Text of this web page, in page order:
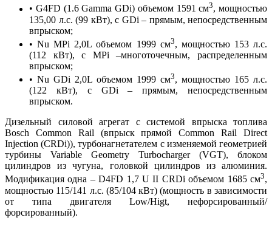
• G4FD (1.6 Gamma GDi) объемом 1591 см3, мощностью
135,00 л.с. (99 кВт), с GDi – прямым, непосредственным
впрыском;
• Nu MPi 2,0L объемом 1999 см3, мощностью 153 л.с.
(112 кВт), с MPi –многоточечным, распределенным
впрыском;
• Nu GDi 2,0L объемом 1999 см3, мощностью 165 л.с.
(122 кВт), с GDi – прямым, непосредственным
впрыском.
Дизельный силовой агрегат с системой впрыска топлива
Bosch Common Rail (впрыск прямой Common Rail Direct
Injection (CRDi)), турбонагнетателем с изменяемой геометрией
турбины Variable Geometry Turbocharger (VGT), блоком
цилиндров из чугуна, головкой цилиндров из алюминия.
Модификация одна – D4FD 1,7 U II CRDi объемом 1685 см3,
мощностью 115/141 л.с. (85/104 кВт) (мощность в зависимости
от типа двигателя Low/Higt, нефорсированный/
форсированный).